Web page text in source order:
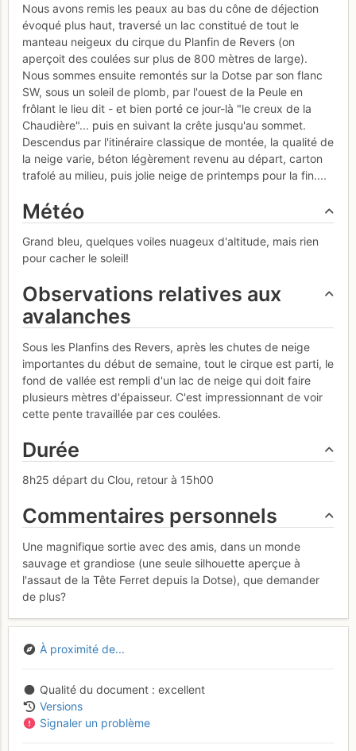
Nous avons remis les peaux au bas du cône de déjection
évoqué plus haut, traversé un lac constitué de tout le
manteau neigeux du cirque du Planfin de Revers (on
aperçoit des coulées sur plus de 800 mètres de large).
Nous sommes ensuite remontés sur la Dotse par son flanc
SW, sous un soleil de plomb, par l'ouest de la Peule en
frôlant le lieu dit - et bien porté ce jour-là "le creux de la
Chaudière"... puis en suivant la crête jusqu'au sommet.
Descendus par l'itinéraire classique de montée, la qualité de
la neige varie, béton légèrement revenu au départ, carton
trafolé au milieu, puis jolie neige de printemps pour la fin....
Météo
Grand bleu, quelques voiles nuageux d'altitude, mais rien
pour cacher le soleil!
Observations relatives aux
avalanches
Sous les Planfins des Revers, après les chutes de neige
importantes du début de semaine, tout le cirque est parti, le
fond de vallée est rempli d'un lac de neige qui doit faire
plusieurs mètres d'épaisseur. C'est impressionnant de voir
cette pente travaillée par ces coulées.
Durée
8h25 départ du Clou, retour à 15h00
Commentaires personnels
Une magnifique sortie avec des amis, dans un monde
sauvage et grandiose (une seule silhouette aperçue à
l'assaut de la Tête Ferret depuis la Dotse), que demander
de plus?
À proximité de...
Qualité du document
excellent
Versions
Signaler un problème